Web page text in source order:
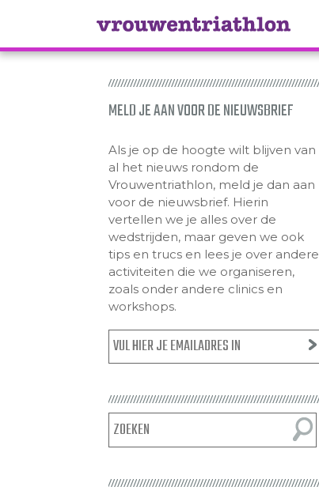
MELD JE AAN VOOR DE NIEUWSBRIEF
Als je op de hoogte wilt blijven van
al het nieuws rondom de
Vrouwentriathlon, meld je dan aan
voor de nieuwsbrief. Hierin
vertellen we je alles over de
wedstrijden, maar geven we ook
tips en trucs en lees je over andere
activiteiten die we organiseren,
zoals onder andere clinics en
workshops.